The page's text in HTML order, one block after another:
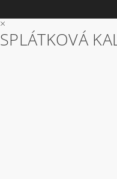
×
SPLÁTKOVÁ